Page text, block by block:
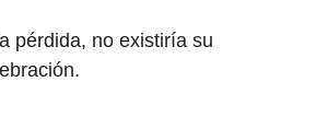
pérdida, no existiría su